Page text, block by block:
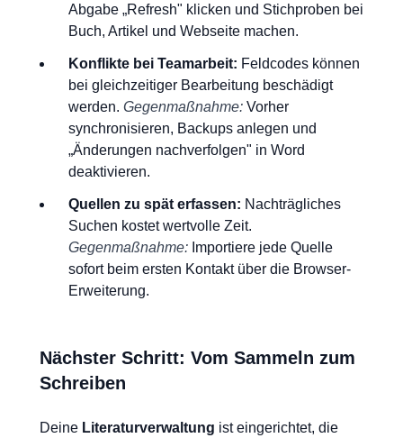
Abgabe „Refresh" klicken und Stichproben bei
Buch, Artikel und Webseite machen.
Konflikte bei Teamarbeit: Feldcodes können
bei gleichzeitiger Bearbeitung beschädigt
werden. Gegenmaßnahme: Vorher
synchronisieren, Backups anlegen und
„Änderungen nachverfolgen" in Word
deaktivieren.
Quellen zu spät erfassen: Nachträgliches
Suchen kostet wertvolle Zeit.
Gegenmaßnahme: Importiere jede Quelle
sofort beim ersten Kontakt über die Browser-
Erweiterung.
Nächster Schritt: Vom Sammeln zum
Schreiben
Deine Literaturverwaltung ist eingerichtet, die